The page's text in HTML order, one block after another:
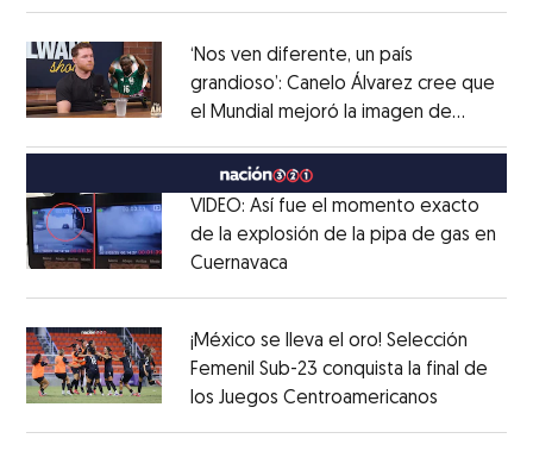
‘Nos ven diferente, un país
grandioso’: Canelo Álvarez cree que
el Mundial mejoró la imagen de
MéxicoOpens in new window
VIDEO: Así fue el momento exacto
de la explosión de la pipa de gas en
Cuernavaca
¡México se lleva el oro! Selección
Femenil Sub-23 conquista la final de
los Juegos Centroamericanos